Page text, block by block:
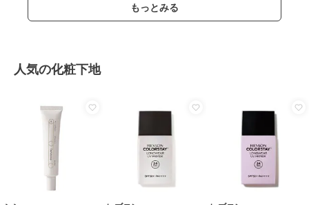
もっとみる
人気の化粧下地